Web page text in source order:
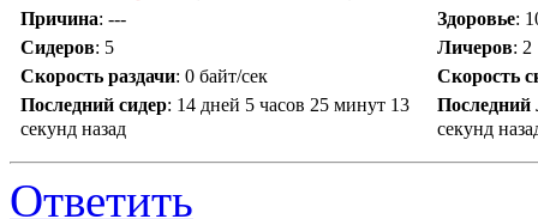
Причина: --- Здоровье:
Сидеров: 5 Личеров: 2
Скорость раздачи: 0 байт/сек
Скорость
Последний сидер: 14 дней 5 часов 25 минут 13
секунд назад
Последний
секунд
Ответить